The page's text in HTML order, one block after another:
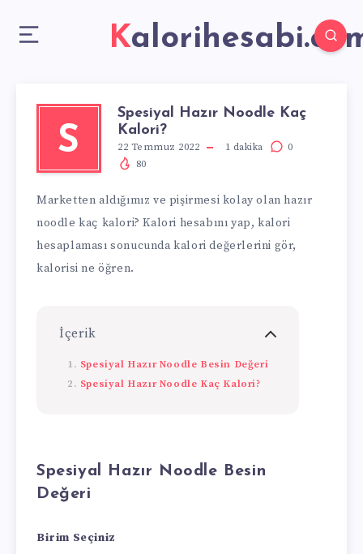
S
Spesiyal Hazır Noodle Kaç
Kalori?
22 Temmuz 2022 1 dakika
0
80
Marketten aldığımız ve pişirmesi kolay olan hazır
noodle kaç kalori? Kalori hesabını yap, kalori
hesaplaması sonucunda kalori değerlerini gör,
kalorisi ne öğren.
İçerik
Spesiyal Hazır Noodle Besin Değeri
Spesiyal Hazır Noodle Kaç Kalori?
Spesiyal Hazır Noodle Besin
Değeri
Birim Seçiniz